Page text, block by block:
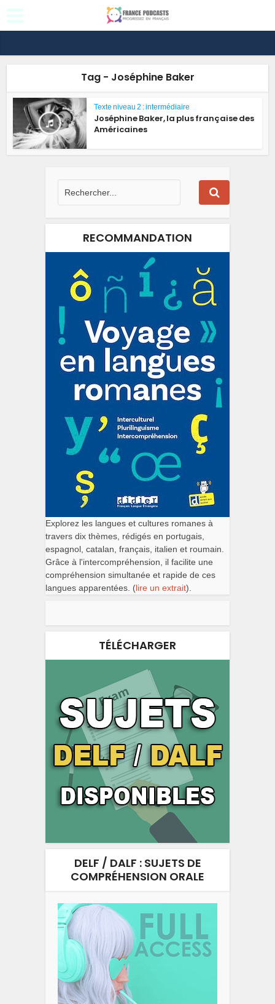
Tag - Joséphine Baker
Texte niveau 2 : intermédiaire
Joséphine Baker, la plus française des
Américaines
RECOMMANDATION
Explorez les langues et cultures romanes à
travers dix thèmes, rédigés en portugais,
espagnol, catalan, français, italien et roumain.
Grâce à l'intercompréhension, il facilite une
compréhension simultanée et rapide de ces
langues apparentées. (lire un extrait).
TÉLÉCHARGER
DELF / DALF : SUJETS DE
COMPRÉHENSION ORALE